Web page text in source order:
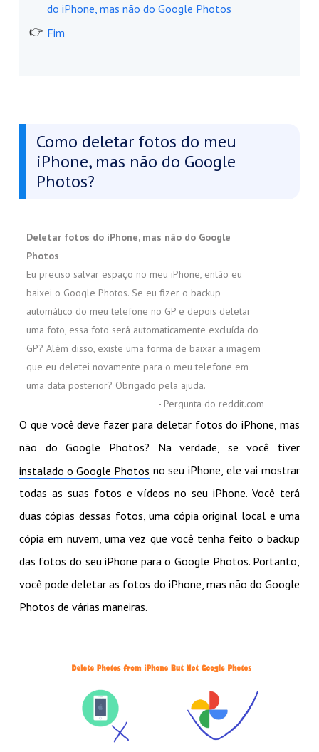
do iPhone, mas não do Google Photos
Fim
Como deletar fotos do meu
iPhone, mas não do Google
Photos?
Deletar fotos do iPhone, mas não do Google
Photos
Eu preciso salvar espaço no meu iPhone, então eu
baixei o Google Photos. Se eu fizer o backup
automático do meu telefone no GP e depois deletar
uma foto, essa foto será automaticamente excluída do
GP? Além disso, existe uma forma de baixar a imagem
que eu deletei novamente para o meu telefone em
uma data posterior? Obrigado pela ajuda.
- Pergunta do reddit.com
O que você deve fazer para deletar fotos do iPhone, mas
não do Google Photos? Na verdade, se você tiver
instalado o Google Photos no seu iPhone, ele vai mostrar
todas as suas fotos e vídeos no seu iPhone. Você terá
duas cópias dessas fotos, uma cópia original local e uma
cópia em nuvem, uma vez que você tenha feito o backup
das fotos do seu iPhone para o Google Photos. Portanto,
você pode deletar as fotos do iPhone, mas não do Google
Photos de várias maneiras.